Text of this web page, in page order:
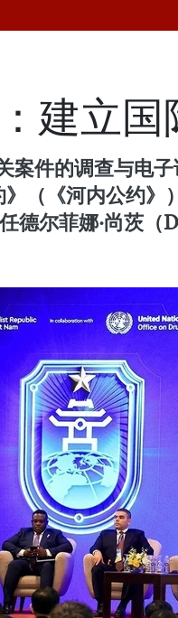
建立
案件的调查与电
（《河内公约
德尔菲娜·尚茨（